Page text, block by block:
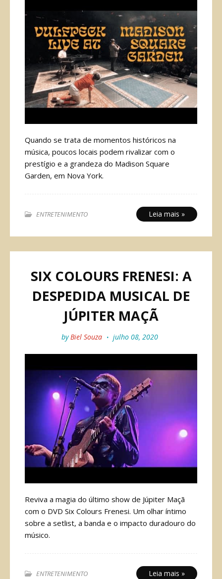
Quando se trata de momentos históricos na
música, poucos locais podem rivalizar com o
prestígio e a grandeza do Madison Square
Garden, em Nova York.
ENTRETENIMENTO Leia mais »
SIX COLOURS FRENESI: A
DESPEDIDA MUSICAL DE
JÚPITER MAÇÃ
byBiel Souza julho 08, 2020
Reviva a magia do último show de Júpiter Maçã
com o DVD Six Colours Frenesi. Um olhar íntimo
sobre a setlist, a banda e o impacto duradouro do
músico.
ENTRETENIMENTO Leia mais »